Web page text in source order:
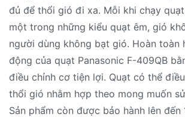
đủ để thổi gió đi xa. Mỗi khi chạy
một trong những kiểu quạt êm, gió
người dùng không bạt gió. Hoàn toàn
động của quạt Panasonic F-409QB
điều chỉnh cơ tiện lợi. Quạt có thể
thổi gió nhằm hợp theo mong muốn
Sản phẩm còn được bảo hành lên đến